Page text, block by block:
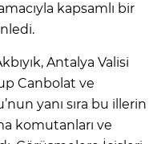
kapsamlı bir
Antalya Valisi
Canbolat ve
yanı sıra bu illerin
komutanları ve